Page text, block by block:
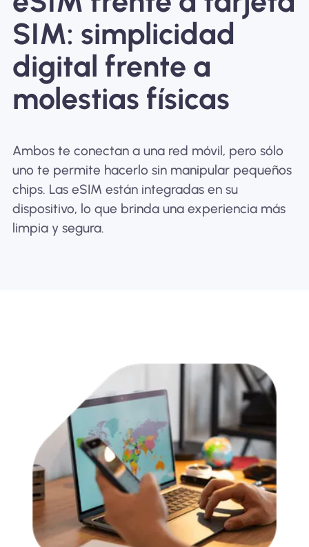
SIM: simplicidad
digital frente a
molestias físicas
Ambos te conectan a una red móvil, pero sólo
uno te permite hacerlo sin manipular pequeños
chips. Las eSIM están integradas en su
dispositivo, lo que brinda una experiencia más
limpia y segura.